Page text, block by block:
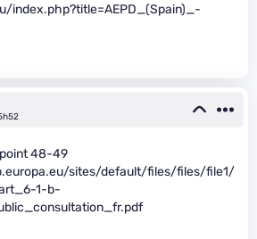
index.php?title=AEPD_(Spain)_-
point 48-49
sites/default/files/files/file1/
1-b-